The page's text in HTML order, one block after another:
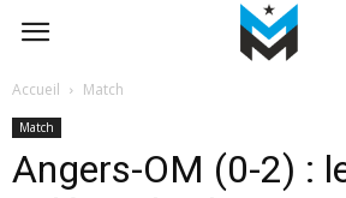
Accueil Match
Match
Angers-OM (0-2) :